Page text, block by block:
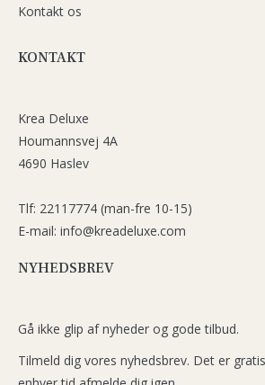
Kontakt os
KONTAKT
Krea Deluxe
Houmannsvej 4A
4690 Haslev
Tlf: 22117774 (man-fre 10-15)
E-mail: info@kreadeluxe.com
NYHEDSBREV
Gå ikke glip af nyheder og gode tilbud.
Tilmeld dig vores nyhedsbrev. Det er